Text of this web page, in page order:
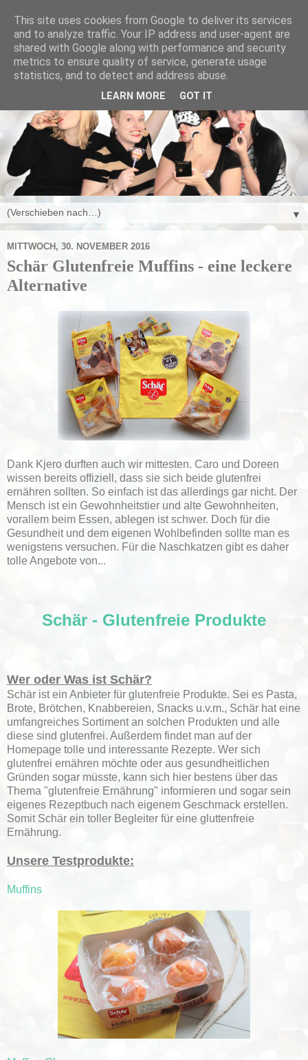
▼
MITTWOCH, 30. NOVEMBER 2016
Schär Glutenfreie Muffins - eine leckere
Alternative
Dank Kjero durften auch wir mittesten. Caro und Doreen
wissen bereits offiziell, dass sie sich beide glutenfrei
ernähren sollten. So einfach ist das allerdings gar nicht. Der
Mensch ist ein Gewohnheitstier und alte Gewohnheiten,
vorallem beim Essen, ablegen ist schwer. Doch für die
Gesundheit und dem eigenen Wohlbefinden sollte man es
wenigstens versuchen. Für die Naschkatzen gibt es daher
tolle Angebote von...
Schär - Glutenfreie Produkte
Wer oder Was ist Schär?
Schär ist ein Anbieter für glutenfreie Produkte. Sei es Pasta,
Brote, Brötchen, Knabbereien, Snacks u.v.m., Schär hat eine
umfangreiches Sortiment an solchen Produkten und alle
diese sind glutenfrei. Außerdem findet man auf der
Homepage tolle und interessante Rezepte. Wer sich
glutenfrei ernähren möchte oder aus gesundheitlichen
Gründen sogar müsste, kann sich hier bestens über das
Thema "glutenfreie Ernährung" informieren und sogar sein
eigenes Rezeptbuch nach eigenem Geschmack erstellen.
Somit Schär ein toller Begleiter für eine gluttenfreie
Ernährung.
Unsere Testprodukte:
Muffins
This site uses cookies from Google to deliver its services
and to analyze traffic. Your IP address and user-agent are
shared with Google along with performance and security
metrics to ensure quality of service, generate usage
statistics, and to detect and address abuse.
LEARN MORE GOT IT